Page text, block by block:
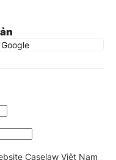
Caselaw Việt Nam